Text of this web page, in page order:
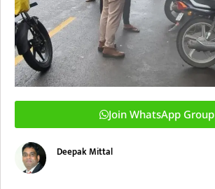
Join WhatsApp Group
Deepak Mittal